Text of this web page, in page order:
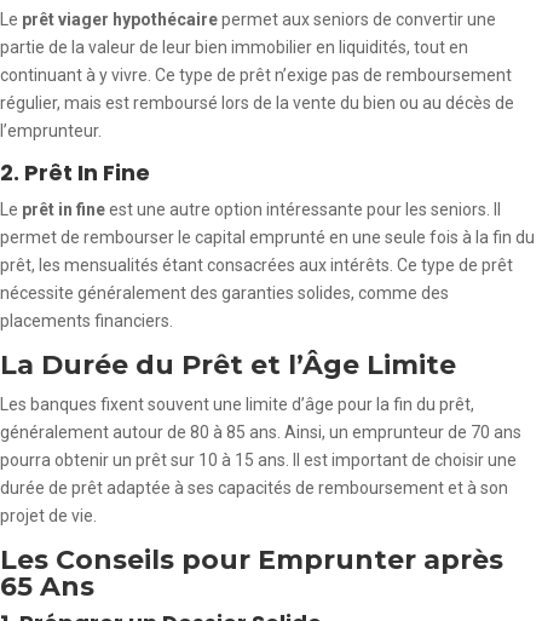
Le prêt viager hypothécairepermet aux seniors de convertir une
partie de la valeur de leur bien immobilier en liquidités, tout en
continuant à y vivre. Ce type de prêt n’exige pas de remboursement
régulier, mais est remboursé lors de la vente du bien ou au décès de
l’emprunteur.
2. Prêt In Fine
Le prêt in fineest une autre option intéressante pour les seniors. Il
permet de rembourser le capital emprunté en une seule fois à la fin du
prêt, les mensualités étant consacrées aux intérêts. Ce type de prêt
nécessite généralement des garanties solides, comme des
placements financiers.
La Durée du Prêt et l’Âge Limite
Les banques fixent souvent une limite d’âge pour la fin du prêt,
généralement autour de 80 à 85 ans. Ainsi, un emprunteur de 70 ans
pourra obtenir un prêt sur 10 à 15 ans. Il est important de choisir une
durée de prêt adaptée à ses capacités de remboursement et à son
projet de vie.
Les Conseils pour Emprunter après
65 Ans